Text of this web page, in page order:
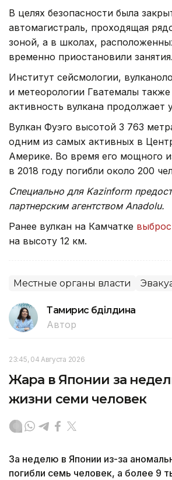
В целях безопасности была
автомагистраль, проходящая
зоной, а в школах,
временно приостановили занятия.
Институт сейсмологии,
и метеорологии Гватемалы
активность вулкана продолжает
Вулкан Фуэго высотой 3 763
одним из самых активных в
Америке. Во время его мощного
в 2018 году погибли около 200
Специально для Kazinform
партнерским агентством Anadolu.
Ранее вулкан на Камчатке
на высоту 12 км.
Местные органы власти
Тамирис Әбділдина
Автор
23:45, 04 Августа 2026
Жара в Японии за
жизни семи человек
За неделю в Японии из-за
погибли семь человек, а более 9